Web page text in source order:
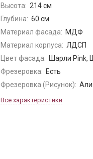
Высота: 214 см
Глубина: 60 см
Материал фасада: МДФ
Материал корпуса: ЛДСП
Цвет фасада: Шарли Pink,
Фрезеровка: Есть
Фрезеровка (Рисунок):
Все характеристики